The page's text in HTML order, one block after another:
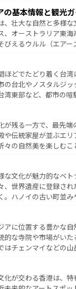
リット」と呼ばれる
ーカルフードやハワイ
彩っている。訪れる
味わってほしい。 なお、新着のハワ
の基本情報と観光
、壮大な自然と多様
、オーストラリア東
びえるウルル（エア
ものであふれている。
など、アウトドア好
に味わいつくそう。 なお、新
ほどでたどり着く台
の台北やノスタルジ
湾東部など、都市の
ルシーで美容にもいい
新着の台湾情報はコンテ
が残る一方で、最先端
や伝統家屋が並ぶエ
々の自然美を楽しむ
かいホスピタリティに
みてほしい。 なお、新着の韓国情報は
な文化が魅力的なベ
、世界遺産に登録さ
。ハノイの古い町並
理も魅力のひとつ。
どの地域を訪れても
れられない旅になる
アに位置する豊かな
的な寺院や市場がい
はチェンマイなどの
まで味覚を刺激する。
やすいタイの人々、
化が交わる香港は、